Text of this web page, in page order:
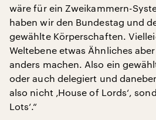
wäre für ein Zweikammern-
haben wir den Bundestag und
gewählte Körperschaften.
Weltebene etwas Ähnliches
anders machen. Also ein
oder auch delegiert und
also nicht ‚House of Lords‘,
Lots‘.“